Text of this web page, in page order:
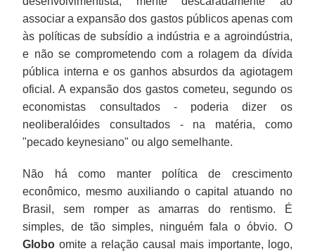
associar a expansão dos gastos públicos apenas com
às políticas de subsídio a indústria e a agroindústria,
e não se comprometendo com a rolagem da dívida
pública interna e os ganhos absurdos da agiotagem
oficial. A expansão dos gastos cometeu, segundo os
economistas consultados - poderia dizer os
neoliberalóides consultados - na matéria, como
"pecado keynesiano" ou algo semelhante.
Não há como manter política de crescimento
econômico, mesmo auxiliando o capital atuando no
Brasil, sem romper as amarras do rentismo. É
simples, de tão simples, ninguém fala o óbvio. O
Globo omite a relação causal mais importante, logo,